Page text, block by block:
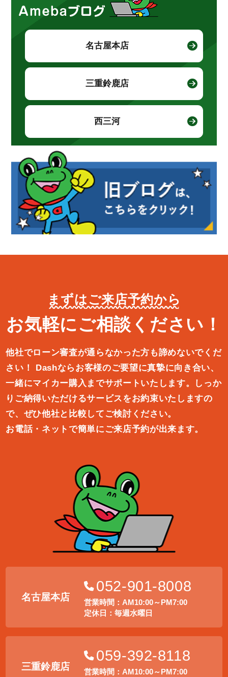
名古屋本店
三重鈴鹿店
西三河
まずはご来店予約から
お気軽にご相談ください！
他社でローン審査が通らなかった方も諦めないでくだ
さい！
Dashならお客様のご要望に真摯に向き合い、
一緒にマイカー購入ま でサポートいたします。しっか
りご納得いただけるサービスをお約束いたしますの
で、ぜひ他社と比較してご検討ください。
お電話・ネットで簡単にご来店予約が出来ます。
名古屋本店
052-901-8008
営業時間：AM10:00～PM7:00
定休日：毎週水曜日
三重鈴鹿店
059-392-8118
営業時間：AM10:00～PM7:00